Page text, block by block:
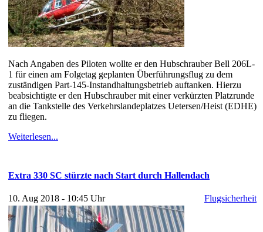
Nach Angaben des Piloten wollte er den Hubschrauber Bell 206L-
1 für einen am Folgetag geplanten Überführungsflug zu dem
zuständigen Part-145-Instandhaltungsbetrieb auftanken. Hierzu
beabsichtigte er den Hubschrauber mit einer verkürzten Platzrunde
an die Tankstelle des Verkehrslandeplatzes Uetersen/Heist (EDHE)
zu fliegen.
Weiterlesen...
Extra 330 SC stürzte nach Start durch Hallendach
10. Aug 2018 - 10:45 Uhr Flugsicherheit